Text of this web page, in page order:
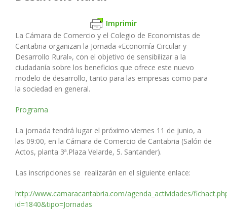
Imprimir
La Cámara de Comercio y el Colegio de Economistas de
Cantabria organizan la Jornada «Economía Circular y
Desarrollo Rural», con el objetivo de sensibilizar a la
ciudadanía sobre los beneficios que ofrece este nuevo
modelo de desarrollo, tanto para las empresas como para
la sociedad en general.
Programa
La jornada tendrá lugar el próximo viernes 11 de junio, a
las 09:00, en la Cámara de Comercio de Cantabria (Salón de
Actos, planta 3ª.Plaza Velarde, 5. Santander).
Las inscripciones se realizarán en el siguiente enlace:
http://www.camaracantabria.com/agenda_actividades/
id=1840&tipo=Jornadas